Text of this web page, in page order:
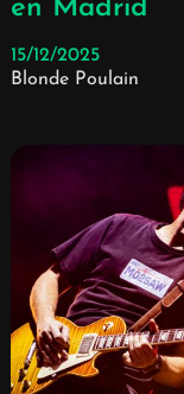
en Madrid
15/12/2025
Blonde Poulain